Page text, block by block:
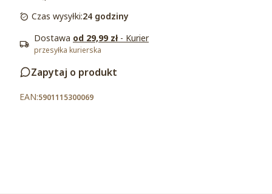
Czas wysyłki:24 godziny
Dostawa od 29,99 zł - Kurier
przesyłka kurierska
Zapytaj o produkt
5901115300069